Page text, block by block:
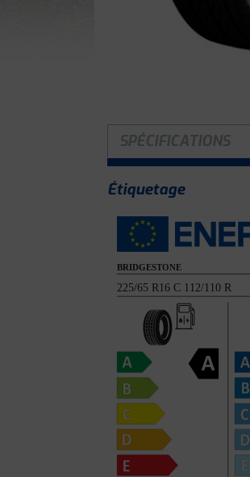
SPÉCIFICATIONS
Étiquetage